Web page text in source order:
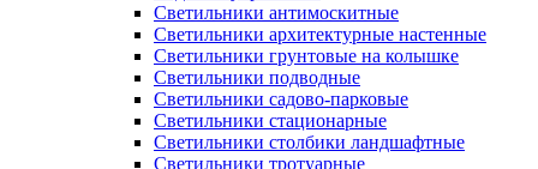
Светильники антимоскитные
Светильники архитектурные настенные
Светильники грунтовые на колышке
Светильники подводные
Светильники садово-парковые
Светильники стационарные
Светильники столбики ландшафтные
Светильники тротуарные